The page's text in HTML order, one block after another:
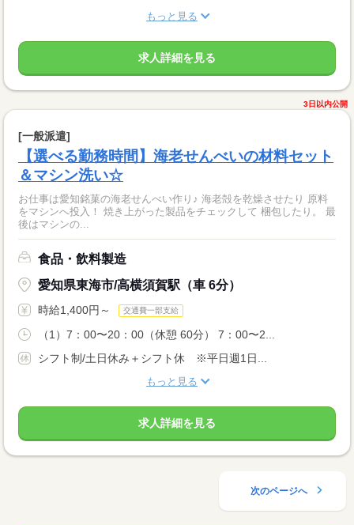
もっと見る
求人詳細を見る
3日以内公開
[一般派遣]
【選べる勤務時間】海老せんべいの材料セット
＆マシン洗い☆
お仕事は愛知銘菓の海老せんべい作り♪ 海老殻を乾燥させたり 原料
をマシンへ投入！ 焼き上がった製品をチェックして 梱包したり。 最
後はマシンの...
食品・飲料製造
愛知県東海市/高横須賀駅（車 6分）
時給1,400円～ 交通費一部支給
（1）7：00〜20：00（休憩 60分） 7：00〜2...
シフト制/土日休み＋シフト休 ※平日週1日...
もっと見る
求人詳細を見る
次のページへ